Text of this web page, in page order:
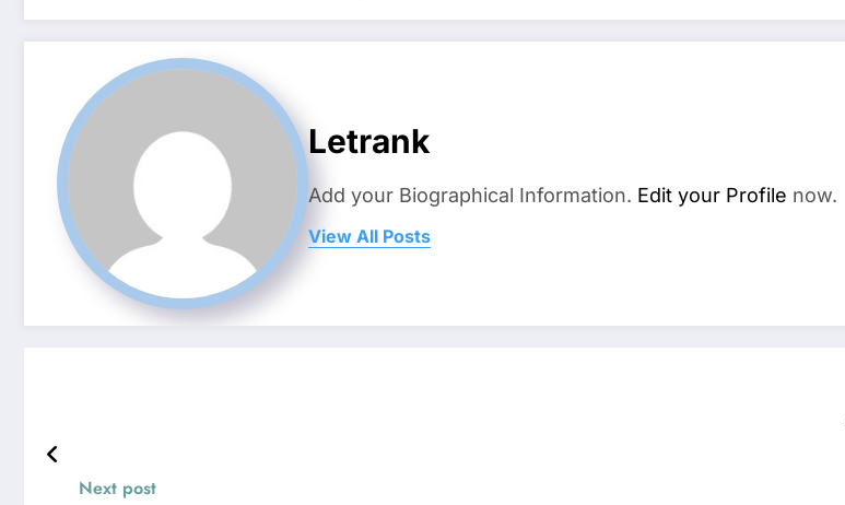
Letrank
Add your Biographical Information. Edit your Profile now.
View All Posts
Next post